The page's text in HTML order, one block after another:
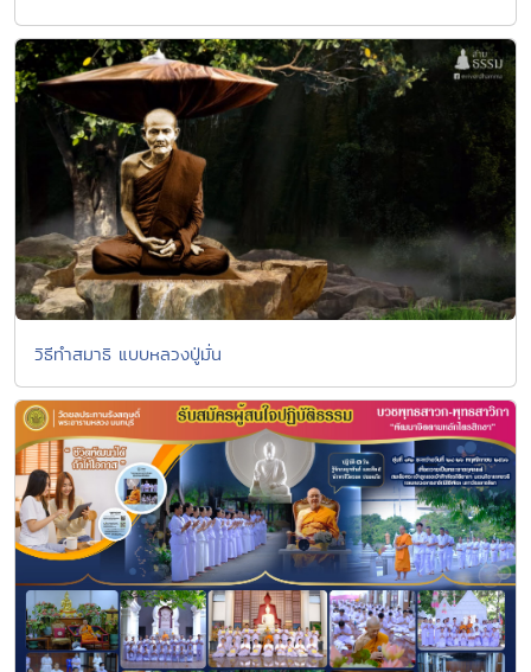
วิธีทำสมาธิ แบบหลวงปู่มั่น